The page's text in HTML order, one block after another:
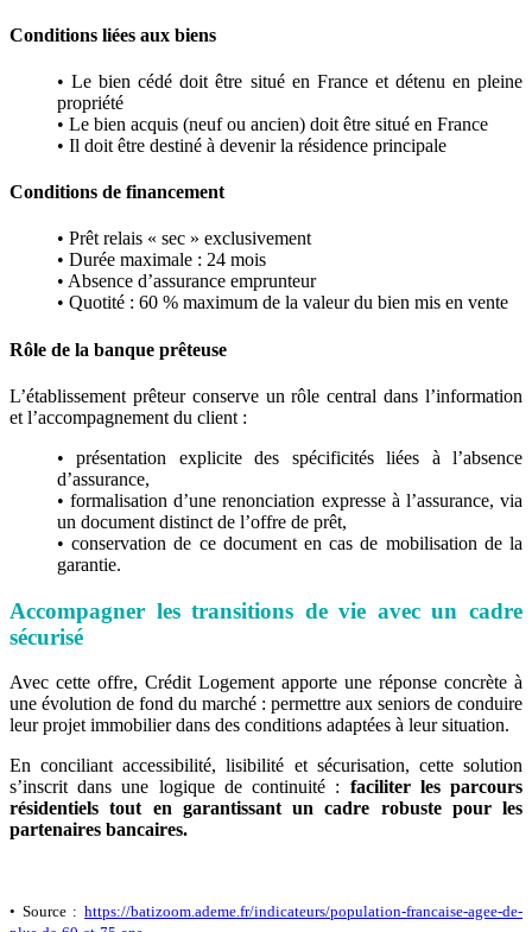
Conditions liées aux biens
• Le bien cédé doit être situé en France et détenu en pleine
propriété
• Le bien acquis (neuf ou ancien) doit être situé en France
• Il doit être destiné à devenir la résidence principale
Conditions de financement
• Prêt relais « sec » exclusivement
• Durée maximale : 24 mois
• Absence d’assurance emprunteur
• Quotité : 60 % maximum de la valeur du bien mis en vente
Rôle de la banque prêteuse
L’établissement prêteur conserve un rôle central dans l’information
et l’accompagnement du client :
• présentation explicite des spécificités liées à l’absence
d’assurance,
• formalisation d’une renonciation expresse à l’assurance, via
un document distinct de l’offre de prêt,
• conservation de ce document en cas de mobilisation de la
garantie.
Accompagner les transitions de vie avec un cadre
sécurisé
Avec cette offre, Crédit Logement apporte une réponse concrète à
une évolution de fond du marché : permettre aux seniors de conduire
leur projet immobilier dans des conditions adaptées à leur situation.
En conciliant accessibilité, lisibilité et sécurisation, cette solution
s’inscrit dans une logique de continuité : faciliter les parcours
résidentiels tout en garantissant un cadre robuste pour les
partenaires bancaires.
• Source : https://batizoom.ademe.fr/indicateurs/population-francaise-agee-de-